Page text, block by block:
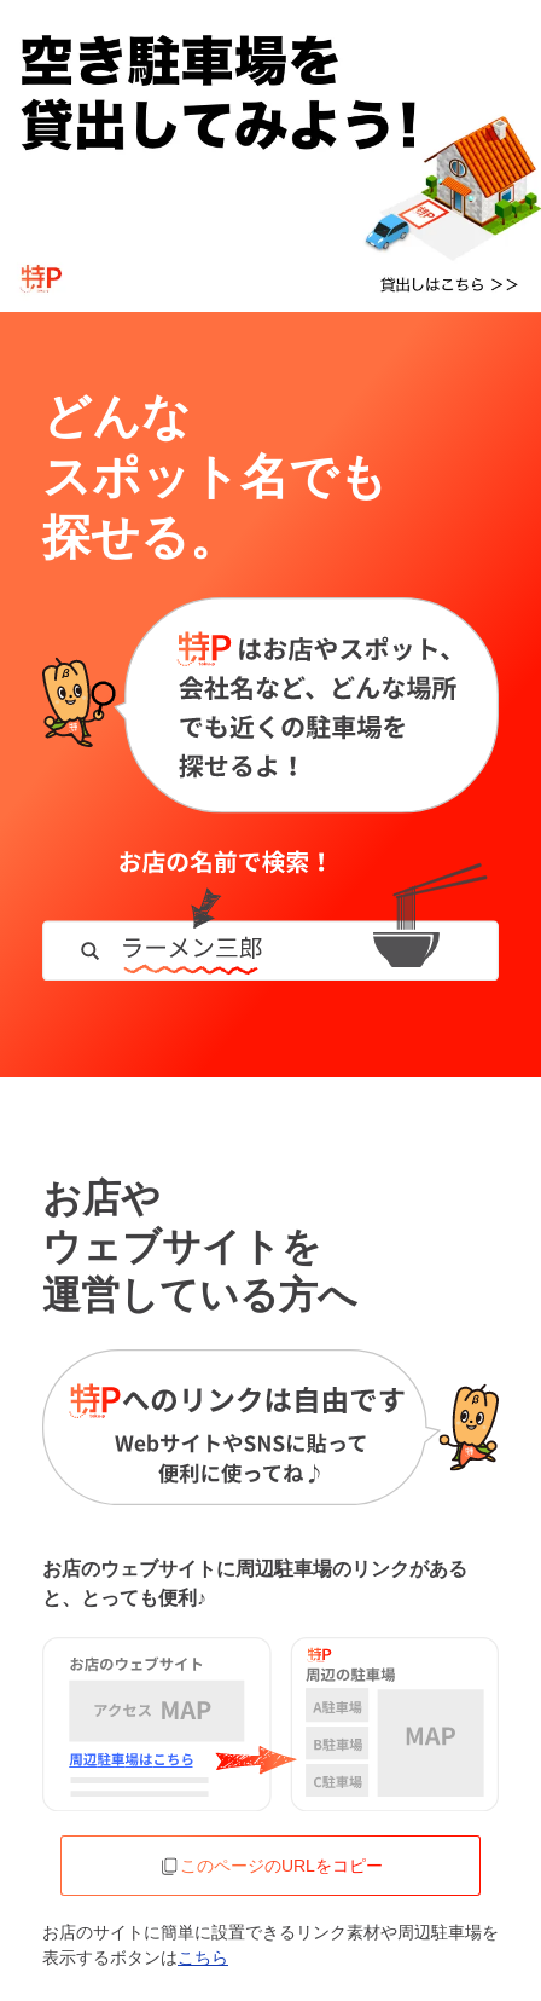
どんな
スポット名でも
探せる。
お店や
ウェブサイトを
運営している方へ
お店のウェブサイトに周辺駐車場のリンクがある
と、とっても便利♪
このページのURLをコピー
お店のサイトに簡単に設置できるリンク素材や周辺駐車場を
表示するボタンはこちら